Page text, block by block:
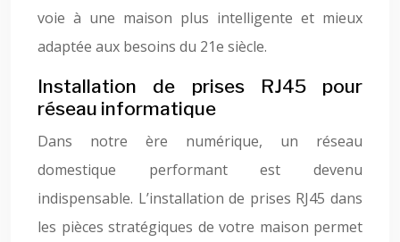
voie à une maison plus intelligente et mieux
adaptée aux besoins du 21e siècle.
Installation de prises RJ45 pour
réseau informatique
Dans notre ère numérique, un réseau
domestique performant est devenu
indispensable. L’installation de prises RJ45 dans
les pièces stratégiques de votre maison permet